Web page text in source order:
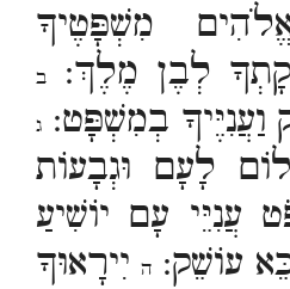
מִשְׁפָּטֶיךָ
לְבֶן מֶלֶךְ:
ב
וַעֲנִיֶּיךָ בְמִשְׁפָּט: ג
לָעָם וּגְבָעוֹת
עֲנִיֵּי עָם יוֹשִׁיעַ
עוֹשֵׁק: היִירָאוּךָ